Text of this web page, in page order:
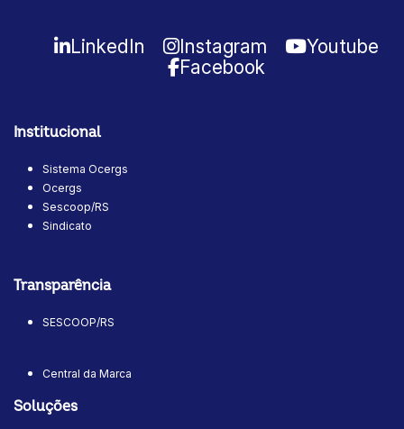
LinkedIn Instagram
Youtube
Facebook
Institucional
Sistema Ocergs
Ocergs
Sescoop/RS
Sindicato
Transparência
SESCOOP/RS
Central da Marca
Soluções